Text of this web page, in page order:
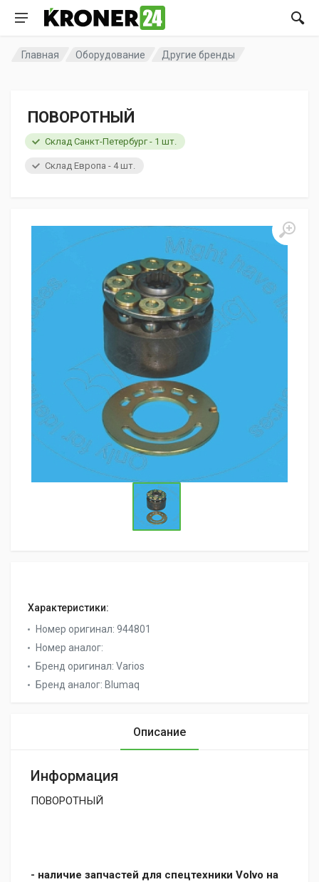
Главная Оборудование Другие бренды
ПОВОРОТНЫЙ
Склад Санкт-Петербург - 1 шт.
Склад Европа - 4 шт.
Характеристики:
Номер оригинал: 944801
Номер аналог:
Бренд оригинал: Varios
Бренд аналог: Blumaq
Описание
Информация
ПОВОРОТНЫЙ
- наличие запчастей для спецтехники Volvo на